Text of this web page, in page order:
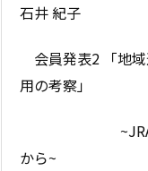
石井 紀子
会員発表2 「地
用の考察」
~JRATに従
から~